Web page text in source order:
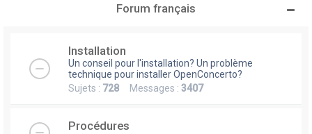
Forum français
Installation
Un conseil pour l'installation? Un problème
technique pour installer OpenConcerto?
Sujets : 728 Messages : 3407
Procédures